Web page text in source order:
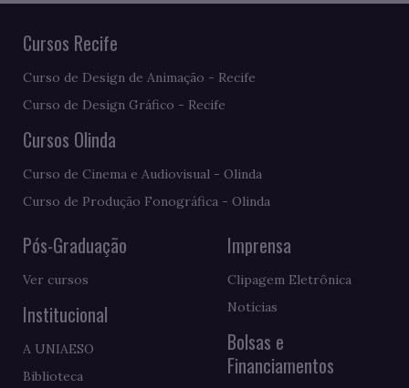
Cursos Recife
Curso de Design de Animação - Recife
Curso de Design Gráfico - Recife
Cursos Olinda
Curso de Cinema e Audiovisual - Olinda
Curso de Produção Fonográfica - Olinda
Pós-Graduação
Ver cursos
Institucional
A UNIAESO
Biblioteca
Imprensa
Clipagem Eletrônica
Notícias
Bolsas e
Financiamentos